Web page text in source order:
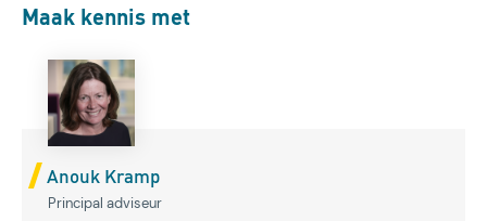
Maak kennis met
Anouk Kramp
Principal adviseur